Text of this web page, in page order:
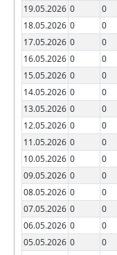
19.05.2026 0 0
18.05.2026 0 0
17.05.2026 0 0
16.05.2026 0 0
15.05.2026 0 0
14.05.2026 0 0
13.05.2026 0 0
12.05.2026 0 0
11.05.2026 0 0
10.05.2026 0 0
09.05.2026 0 0
08.05.2026 0 0
07.05.2026 0 0
06.05.2026 0 0
05.05.2026 0 0